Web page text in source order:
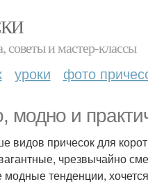
советы и мастер-классы
уроки фото
модно и
причесок для
чрезвычайно
тенденции,